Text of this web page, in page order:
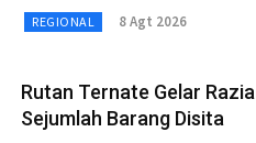
REGIONAL 8 Agt 2026
Rutan Ternate Gelar
Sejumlah Barang Disita